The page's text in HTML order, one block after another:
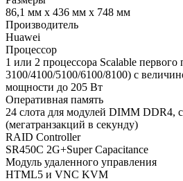
86,1 мм x 436 мм x 748 мм
Производитель
Huawei
Процессор
1 или 2 процессора Scalable первого
3100/4100/5100/6100/8100) с
мощности до 205 Вт
Оперативная память
24 слота для модулей DIMM DDR4,
(мегатранзакций в секунду)
RAID Controller
SR450C 2G+Super Capacitance
Модуль удаленного управления
HTML5 и VNC KVM